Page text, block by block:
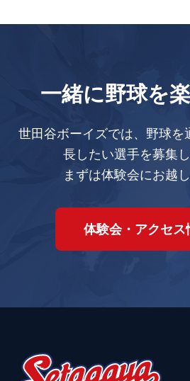
一緒に野球を
世田谷ボーイズでは、野球を
長したい選手を募集し
まずは体験会にお越し
体験会・アクセス